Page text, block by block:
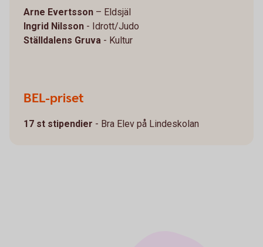
Arne Evertsson – Eldsjäl
Ingrid Nilsson - Idrott/Judo
Ställdalens Gruva - Kultur
BEL-priset
17 st stipendier - Bra Elev på Lindeskolan